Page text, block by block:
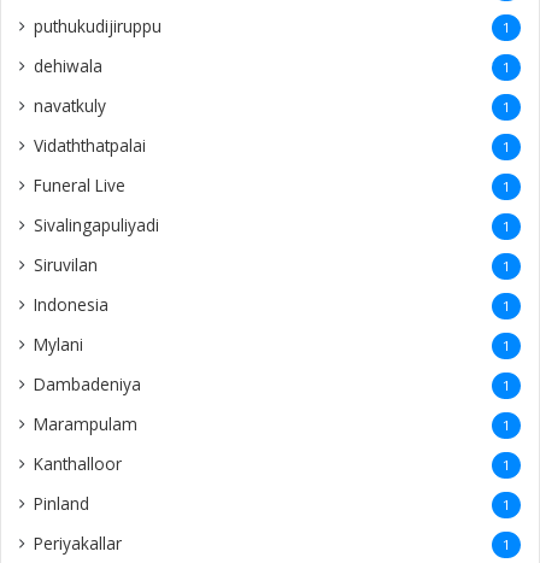
puthukudijiruppu 1
dehiwala 1
navatkuly 1
Vidaththatpalai 1
Funeral Live 1
Sivalingapuliyadi 1
Siruvilan 1
Indonesia 1
Mylani 1
Dambadeniya 1
Marampulam 1
Kanthalloor 1
Pinland 1
Periyakallar 1